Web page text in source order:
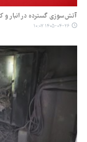
آتش‌سوزی گسترده در انبار و
۱۴۰۵-۰۴-۲۶ ۱۰:۰۷